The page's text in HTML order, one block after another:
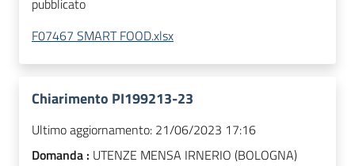
pubblicato
F07467 SMART FOOD.xlsx
Chiarimento PI199213-23
Ultimo aggiornamento: 21/06/2023 17:16
Domanda : UTENZE MENSA IRNERIO (BOLOGNA)